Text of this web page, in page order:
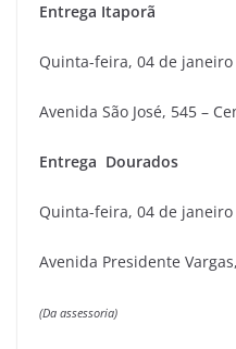
Entrega Itaporã
Quinta-feira, 04 de janeiro
Avenida São José, 545 –
Entrega Dourados
Quinta-feira, 04 de janeiro
Avenida Presidente
(Da assessoria)